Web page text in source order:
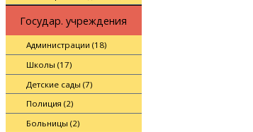
Государ. учреждения
Администрации (18)
Школы (17)
Детские сады (7)
Полиция (2)
Больницы (2)